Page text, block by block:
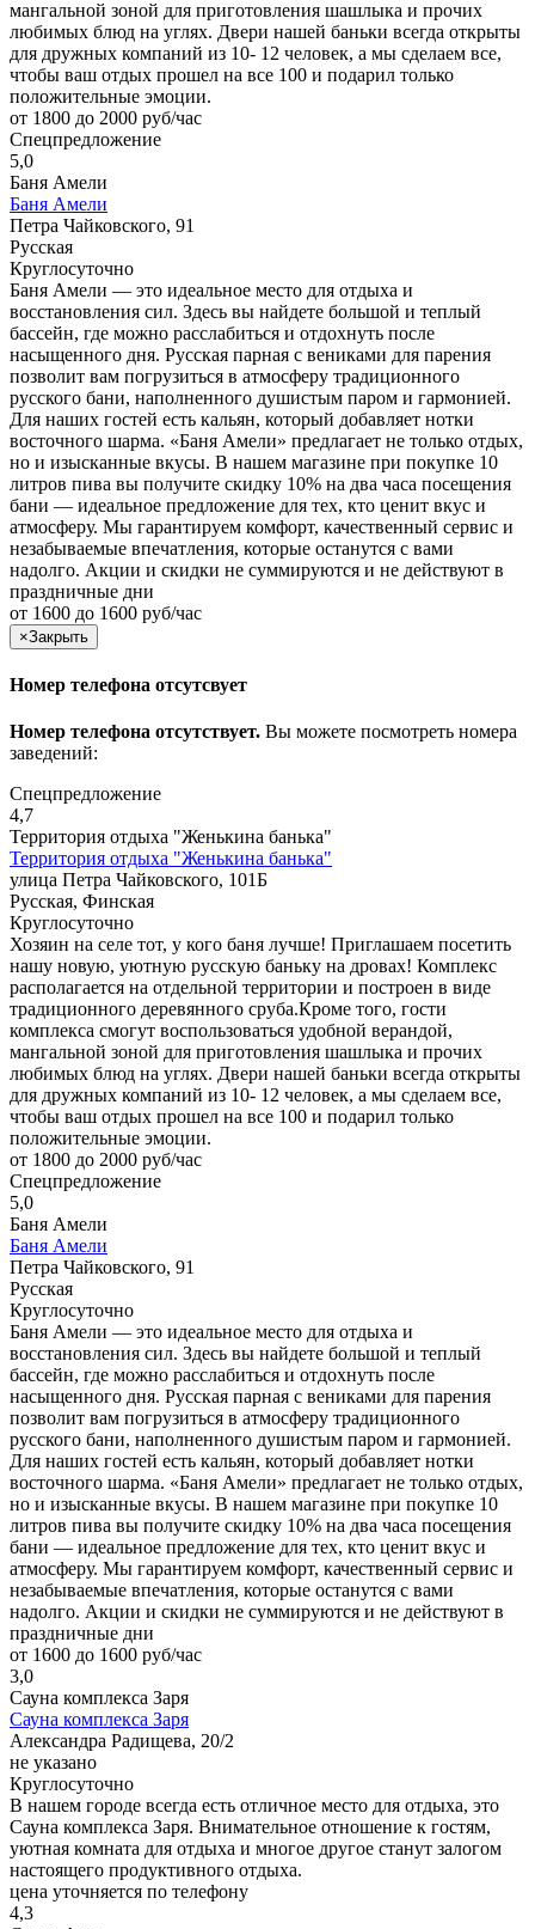
мангальной зоной для приготовления шашлыка и прочих
любимых блюд на углях. Двери нашей баньки всегда открыты
для дружных компаний из 10- 12 человек, а мы сделаем все,
чтобы ваш отдых прошел на все 100 и подарил только
положительные эмоции.
от 1800 до 2000 руб/час
Спецпредложение
5,0
Баня Амели
Баня Амели
Петра Чайковского, 91
Русская
Круглосуточно
Баня Амели — это идеальное место для отдыха и
восстановления сил. Здесь вы найдете большой и теплый
бассейн, где можно расслабиться и отдохнуть после
насыщенного дня. Русская парная с вениками для парения
позволит вам погрузиться в атмосферу традиционного
русского бани, наполненного душистым паром и гармонией.
Для наших гостей есть кальян, который добавляет нотки
восточного шарма. «Баня Амели» предлагает не только отдых,
но и изысканные вкусы. В нашем магазине при покупке 10
литров пива вы получите скидку 10% на два часа посещения
бани — идеальное предложение для тех, кто ценит вкус и
атмосферу. Мы гарантируем комфорт, качественный сервис и
незабываемые впечатления, которые останутся с вами
надолго. Акции и скидки не суммируются и не действуют в
праздничные дни
от 1600 до 1600 руб/час
×Закрыть
Номер телефона отсутсвует
Номер телефона отсутствует. Вы можете посмотреть номера
заведений:
Спецпредложение
4,7
Территория отдыха "Женькина банька"
Территория отдыха "Женькина банька"
улица Петра Чайковского, 101Б
Русская, Финская
Круглосуточно
Хозяин на селе тот, у кого баня лучше! Приглашаем посетить
нашу новую, уютную русскую баньку на дровах! Комплекс
располагается на отдельной территории и построен в виде
традиционного деревянного сруба.Кроме того, гости
комплекса смогут воспользоваться удобной верандой,
мангальной зоной для приготовления шашлыка и прочих
любимых блюд на углях. Двери нашей баньки всегда открыты
для дружных компаний из 10- 12 человек, а мы сделаем все,
чтобы ваш отдых прошел на все 100 и подарил только
положительные эмоции.
от 1800 до 2000 руб/час
Спецпредложение
5,0
Баня Амели
Баня Амели
Петра Чайковского, 91
Русская
Круглосуточно
Баня Амели — это идеальное место для отдыха и
восстановления сил. Здесь вы найдете большой и теплый
бассейн, где можно расслабиться и отдохнуть после
насыщенного дня. Русская парная с вениками для парения
позволит вам погрузиться в атмосферу традиционного
русского бани, наполненного душистым паром и гармонией.
Для наших гостей есть кальян, который добавляет нотки
восточного шарма. «Баня Амели» предлагает не только отдых,
но и изысканные вкусы. В нашем магазине при покупке 10
литров пива вы получите скидку 10% на два часа посещения
бани — идеальное предложение для тех, кто ценит вкус и
атмосферу. Мы гарантируем комфорт, качественный сервис и
незабываемые впечатления, которые останутся с вами
надолго. Акции и скидки не суммируются и не действуют в
праздничные дни
от 1600 до 1600 руб/час
3,0
Сауна комплекса Заря
Сауна комплекса Заря
Александра Радищева, 20/2
не указано
Круглосуточно
В нашем городе всегда есть отличное место для отдыха, это
Сауна комплекса Заря. Внимательное отношение к гостям,
уютная комната для отдыха и многое другое станут залогом
настоящего продуктивного отдыха.
цена уточняется по телефону
4,3